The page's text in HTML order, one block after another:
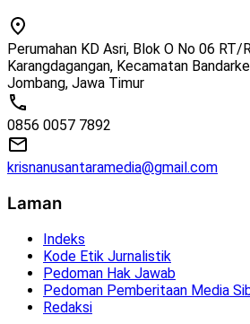
Perumahan KD Asri, Blok O No 06
Karangdagangan, Kecamatan
Jombang, Jawa Timur
0856 0057 7892
krisnanusantaramedia@gmail.com
Laman
Indeks
Kode Etik Jurnalistik
Pedoman Hak Jawab
Pedoman Pemberitaan Media
Redaksi